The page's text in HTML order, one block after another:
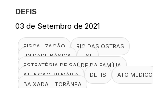
DEFIS
03 de Setembro de 2021
FISCALIZAÇÃO
RIO DAS OSTRAS
UNIDADE BÁSICA
ESF
ESTRATÉGIA DE SAÚDE DA FAMÍLIA
ATENÇÃO PRIMÁRIA
DEFIS
ATO MÉDICO
BAIXADA LITORÂNEA